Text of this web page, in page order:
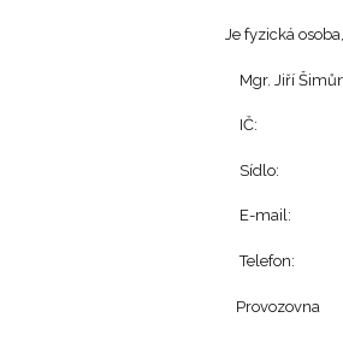
Je fyzická
Mgr. Jiří
IČ:
Sídlo:
E-mail: